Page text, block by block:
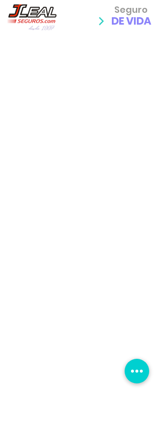
Seguro
DE VIDA